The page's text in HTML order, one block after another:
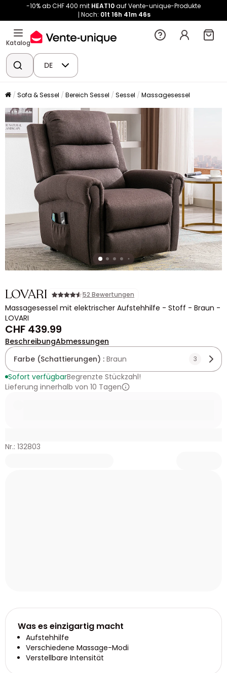
-10% ab CHF 400 mit HEAT10auf Vente-unique-Produkte
Noch: 01t 16h 41m 46s
Katalog
DE
Sofa & Sessel Bereich Sessel Sessel Massagesessel
LOVARI 52 Bewertungen
Massagesessel mit elektrischer Aufstehhilfe - Stoff - Braun -
LOVARI
CHF 439.99
BeschreibungAbmessungen
Farbe (Schattierungen) : Braun 3
Sofort verfügbarBegrenzte Stückzahl!
Lieferung innerhalb von 10 Tagen
Nr.: 132803
Was es einzigartig macht
Aufstehhilfe
Verschiedene Massage-Modi
Verstellbare Intensität